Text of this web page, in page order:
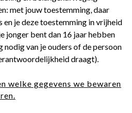
met jouw toestemming, daar
je deze toestemming in vrijheid
jonger bent dan 16 jaar hebben
nodig van je ouders of de persoon
draagt).
welke gegevens we bewaren